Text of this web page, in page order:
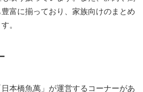
富に揃っており、家族向けのまとめ
。
本橋魚萬」が運営するコーナーがあ